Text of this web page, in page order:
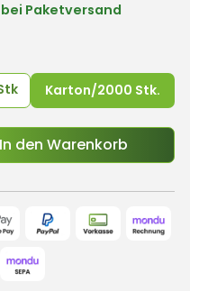
Paketversand
Karton/2000 Stk.
den
In den Warenkorb